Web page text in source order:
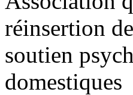
réinsertion
soutien
domestiques